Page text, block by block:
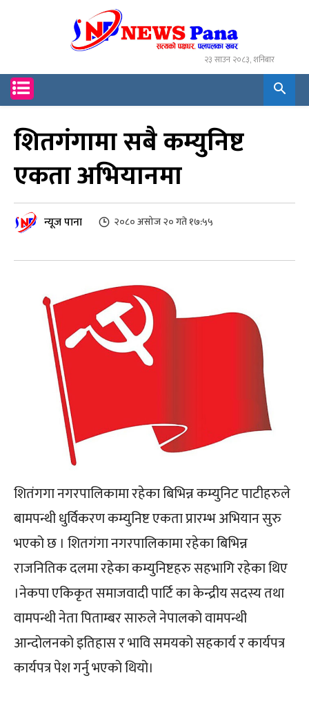
२३ साउन २०८३, शनिबार
शितगंगामा सबै कम्युनिष्ट
एकता अभियानमा
न्यूज पाना २०८० असोज २० गते १७:५५
शितंगगा नगरपालिकामा रहेका बिभिन्न कम्युनिट पाटीहरुले
बामपन्थी धुर्विकरण कम्युनिष्ट एकता प्रारम्भ अभियान सुरु
भएको छ । शितगंगा नगरपालिकामा रहेका बिभिन्न
राजनितिक दलमा रहेका कम्युनिष्टहरु सहभागि रहेका थिए
।नेकपा एकिकृत समाजवादी पार्टि का केन्द्रीय सदस्य तथा
वामपन्थी नेता पिताम्बर सारुले नेपालको वामपन्थी
आन्दोलनको इतिहास र भावि समयको सहकार्य र कार्यपत्र
कार्यपत्र पेश गर्नु भएको थियो।